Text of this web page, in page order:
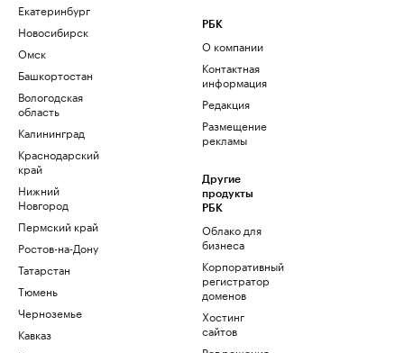
Екатеринбург
Новосибирск
Омск
Башкортостан
Вологодская
область
Калининград
Краснодарский
край
Нижний
Новгород
Пермский край
Ростов-на-Дону
Татарстан
Тюмень
Черноземье
Кавказ
РБК
О компании
Контактная
информация
Редакция
Размещение
рекламы
Другие
продукты
РБК
Облако для
бизнеса
Корпоративный
регистратор
доменов
Хостинг
сайтов